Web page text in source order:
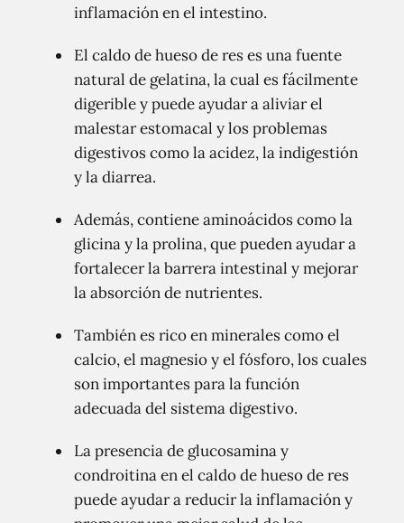
inflamación en el intestino.
El caldo de hueso de res es una fuente
natural de gelatina, la cual es fácilmente
digerible y puede ayudar a aliviar el
malestar estomacal y los problemas
digestivos como la acidez, la indigestión
y la diarrea.
Además, contiene aminoácidos como la
glicina y la prolina, que pueden ayudar a
fortalecer la barrera intestinal y mejorar
la absorción de nutrientes.
También es rico en minerales como el
calcio, el magnesio y el fósforo, los cuales
son importantes para la función
adecuada del sistema digestivo.
La presencia de glucosamina y
condroitina en el caldo de hueso de res
puede ayudar a reducir la inflamación y